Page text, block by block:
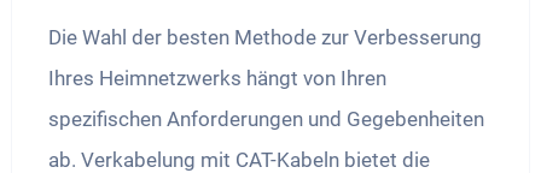
Die Wahl der besten Methode zur Verbesserung
Ihres Heimnetzwerks hängt von Ihren
spezifischen Anforderungen und Gegebenheiten
ab. Verkabelung mit CAT-Kabeln bietet die